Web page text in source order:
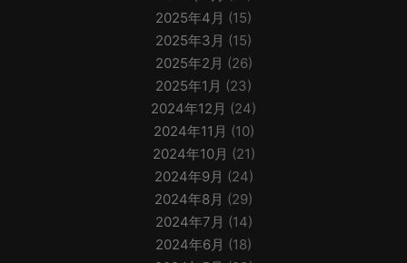
2025年4月 (15)
2025年3月 (15)
2025年2月 (26)
2025年1月 (23)
2024年12月 (24)
2024年11月 (10)
2024年10月 (21)
2024年9月 (24)
2024年8月 (29)
2024年7月 (14)
2024年6月 (18)